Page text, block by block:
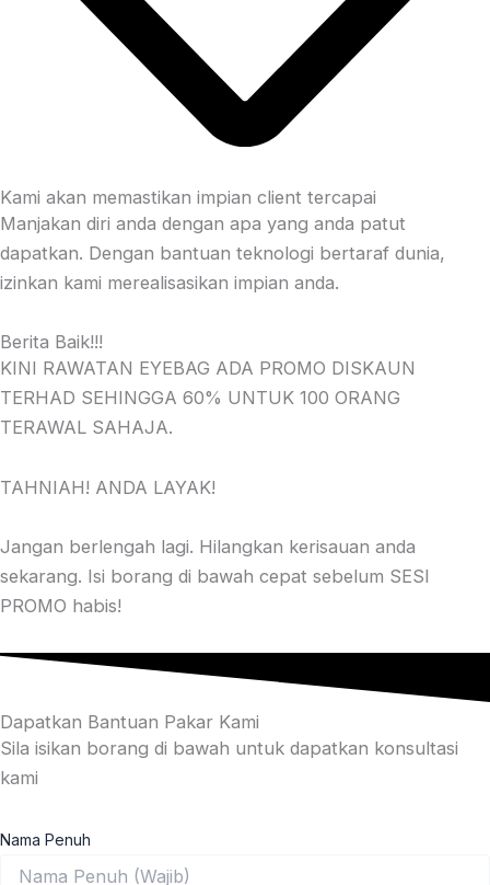
Kami akan memastikan impian client tercapai
Manjakan diri anda dengan apa yang anda patut
dapatkan. Dengan bantuan teknologi bertaraf dunia,
izinkan kami merealisasikan impian anda.
Berita Baik!!!
KINI RAWATAN EYEBAG ADA PROMO DISKAUN
TERHAD SEHINGGA 60% UNTUK 100 ORANG
TERAWAL SAHAJA.
TAHNIAH! ANDA LAYAK!
Jangan berlengah lagi. Hilangkan kerisauan anda
sekarang. Isi borang di bawah cepat sebelum SESI
PROMO habis!
Dapatkan Bantuan Pakar Kami
Sila isikan borang di bawah untuk dapatkan konsultasi
kami
Nama Penuh